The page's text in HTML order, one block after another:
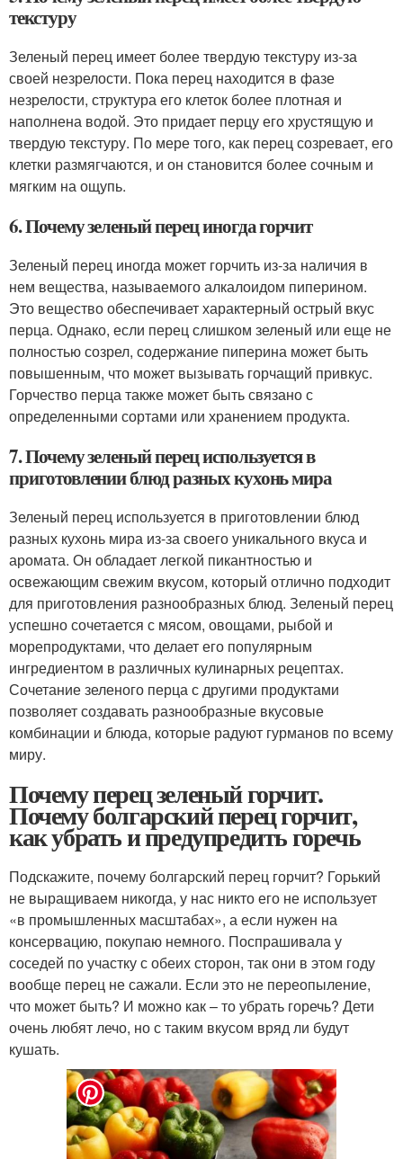
текстуру
Зеленый перец имеет более твердую текстуру из-за
своей незрелости. Пока перец находится в фазе
незрелости, структура его клеток более плотная и
наполнена водой. Это придает перцу его хрустящую и
твердую текстуру. По мере того, как перец созревает, его
клетки размягчаются, и он становится более сочным и
мягким на ощупь.
6. Почему зеленый перец иногда горчит
Зеленый перец иногда может горчить из-за наличия в
нем вещества, называемого алкалоидом пиперином.
Это вещество обеспечивает характерный острый вкус
перца. Однако, если перец слишком зеленый или еще не
полностью созрел, содержание пиперина может быть
повышенным, что может вызывать горчащий привкус.
Горчество перца также может быть связано с
определенными сортами или хранением продукта.
7. Почему зеленый перец используется в
приготовлении блюд разных кухонь мира
Зеленый перец используется в приготовлении блюд
разных кухонь мира из-за своего уникального вкуса и
аромата. Он обладает легкой пикантностью и
освежающим свежим вкусом, который отлично подходит
для приготовления разнообразных блюд. Зеленый перец
успешно сочетается с мясом, овощами, рыбой и
морепродуктами, что делает его популярным
ингредиентом в различных кулинарных рецептах.
Сочетание зеленого перца с другими продуктами
позволяет создавать разнообразные вкусовые
комбинации и блюда, которые радуют гурманов по всему
миру.
Почему перец зеленый горчит.
Почему болгарский перец горчит,
как убрать и предупредить горечь
Подскажите, почему болгарский перец горчит? Горький
не выращиваем никогда, у нас никто его не использует
«в промышленных масштабах», а если нужен на
консервацию, покупаю немного. Поспрашивала у
соседей по участку с обеих сторон, так они в этом году
вообще перец не сажали. Если это не переопыление,
что может быть? И можно как – то убрать горечь? Дети
очень любят лечо, но с таким вкусом вряд ли будут
кушать.